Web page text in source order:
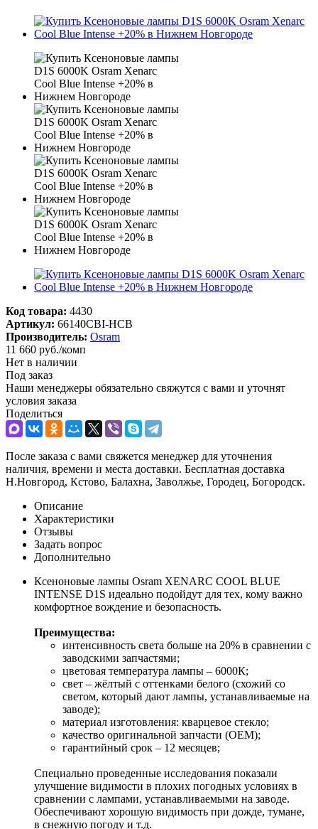
Код товара: 4430
Артикул: 66140CBI-HCB
Производитель: Osram
11 660 руб./комп
Нет в наличии
Под заказ
Наши менеджеры обязательно свяжутся с вами и уточнят
условия заказа
Поделиться
После заказа с вами свяжется менеджер для уточнения
наличия, времени и места доставки. Бесплатная доставка
Н.Новгород, Кстово, Балахна, Заволжье, Городец, Богородск.
Описание
Характеристики
Отзывы
Задать вопрос
Дополнительно
Ксеноновые лампы Osram XENARC COOL BLUE
INTENSE D1S идеально подойдут для тех, кому важно
комфортное вождение и безопасность.
Преимущества:
интенсивность света больше на 20% в сравнении с
заводскими запчастями;
цветовая температура лампы – 6000К;
свет – жёлтый с оттенками белого (схожий со
светом, который дают лампы, устанавливаемые на
заводе);
материал изготовления: кварцевое стекло;
качество оригинальной запчасти (OEM);
гарантийный срок – 12 месяцев;
Специально проведенные исследования показали
улучшение видимости в плохих погодных условиях в
сравнении с лампами, устанавливаемыми на заводе.
Обеспечивают хорошую видимость при дожде, тумане,
в снежную погоду и т.д.